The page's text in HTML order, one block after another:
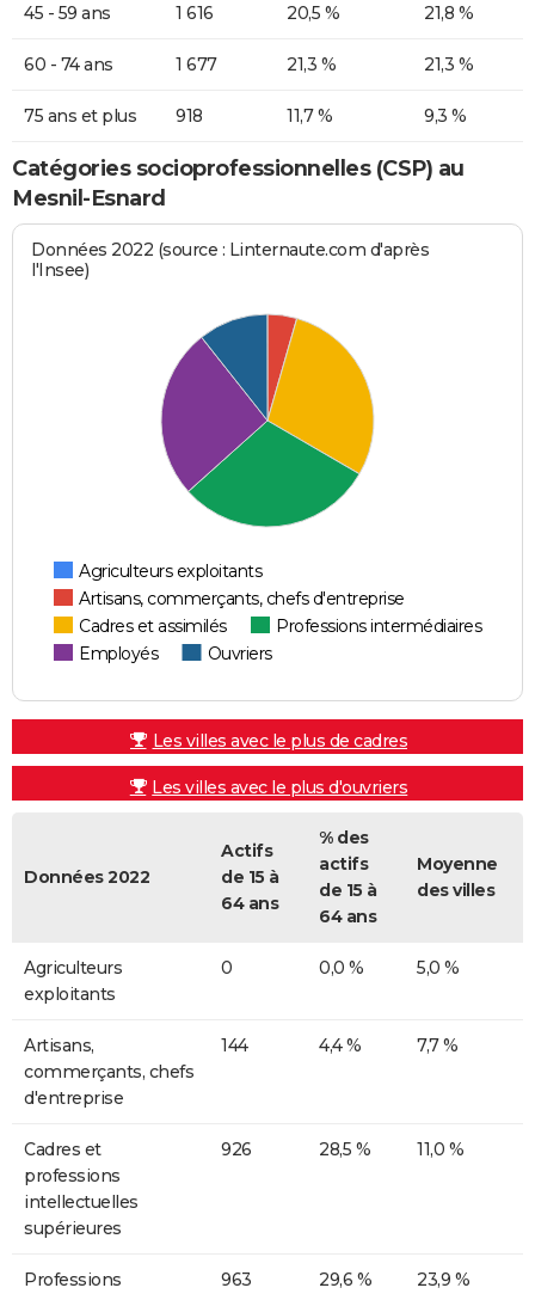
45 - 59 ans 1 616 20,5 % 21,8 %
60 - 74 ans 1 677 21,3 % 21,3 %
75 ans et plus 918 11,7 % 9,3 %
Catégories socioprofessionnelles (CSP) au
Mesnil-Esnard
Données 2022 (source : Linternaute.com d'après
l'Insee)
Agriculteurs exploitants
Artisans, commerçants, chefs d'entreprise
Cadres et assimilés
Professions intermédiaires
Employés
Ouvriers
Les villes avec le plus de cadres
Les villes avec le plus d'ouvriers
Données 2022
Actifs
de 15 à
64 ans
% des
actifs
de 15 à
64 ans
Moyenne
des villes
Agriculteurs
exploitants
0 0,0 % 5,0 %
Artisans,
commerçants, chefs
d'entreprise
144 4,4 % 7,7 %
Cadres et
professions
intellectuelles
supérieures
926 28,5 % 11,0 %
Professions
963 29,6 % 23,9 %